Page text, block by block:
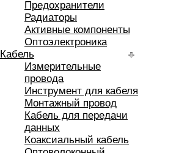
Предохранители
Радиаторы
Активные компоненты
Оптоэлектроника
Кабель
Измерительные
провода
Инструмент для кабеля
Монтажный провод
Кабель для передачи
данных
Коаксиальный кабель